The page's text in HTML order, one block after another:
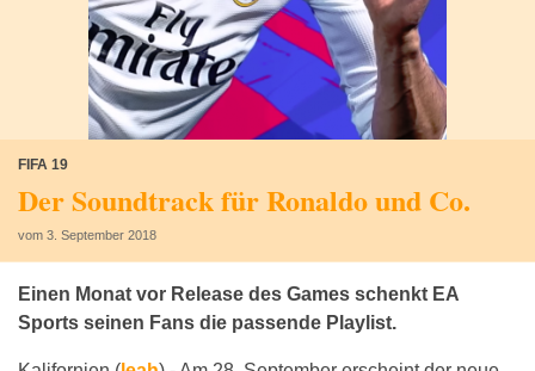
FIFA 19
Der Soundtrack für Ronaldo und Co.
vom 3. September 2018
Einen Monat vor Release des Games schenkt EA
Sports seinen Fans die passende Playlist.